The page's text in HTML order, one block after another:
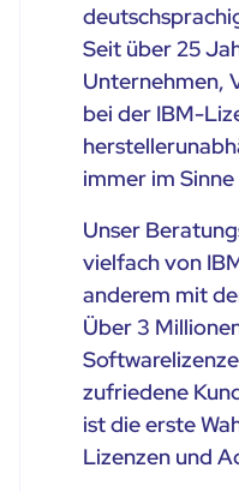
Seit über 25
Unternehmen,
bei der IBM-
immer im
Unser
vielfach von
anderem mit
Über 3
zufriedene
ist die erste
Lizenzen und